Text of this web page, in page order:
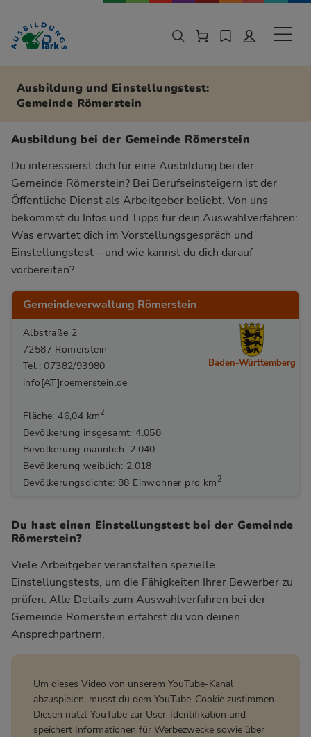
Zur Navigation springen
Zu den Hauptinhalten springen
Ausbildung und Einstellungstest:
Gemeinde Römerstein
Ausbildung bei der Gemeinde Römerstein
Du interessierst dich für eine Ausbildung bei der
Gemeinde Römerstein? Bei Berufseinsteigern ist der
Öffentliche Dienst als Arbeitgeber beliebt. Von uns
bekommst du Infos und Tipps für dein Auswahlverfahren:
Was erwartet dich im Vorstellungsgespräch und
Einstellungstest – und wie kannst du dich darauf
vorbereiten?
Gemeindeverwaltung Römerstein
Albstraße 2
72587 Römerstein
Tel.: 07382/93980
info[AT]roemerstein.de
Fläche: 46,04 km2
Bevölkerung insgesamt: 4.058
Bevölkerung männlich: 2.040
Bevölkerung weiblich: 2.018
Bevölkerungsdichte: 88 Einwohner pro km 2
Baden-Württemberg
Du hast einen Einstellungstest bei der Gemeinde
Römerstein?
Viele Arbeitgeber veranstalten spezielle
Einstellungstests, um die Fähigkeiten Ihrer Bewerber zu
prüfen. Alle Details zum Auswahlverfahren bei der
Gemeinde Römerstein erfährst du von deinen
Ansprechpartnern.
Um dieses Video von unserem YouTube-Kanal
abzuspielen, musst du dem YouTube-Cookie zustimmen.
Diesen nutzt YouTube zur User-Identifikation und
speichert Informationen für Werbezwecke sowie über